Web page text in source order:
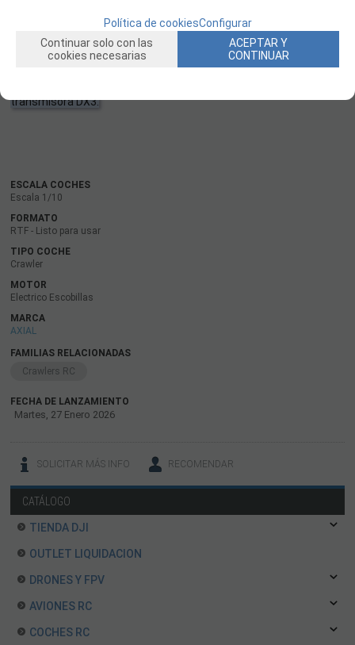
de fábrica y una transmisora ​​Spektrum DX3 Smart. Simplemente
añada la batería LiPo 2-3S y el cargador que prefiera. Con una
batería Spektrum Smart, podrá aprovechar las funciones de la
tecnología inteligente del sistema de radio, como el seguimiento
transmisora ​​DX3.
ESCALA COCHES
Escala 1/10
FORMATO
RTF - Listo para usar
TIPO COCHE
Crawler
MOTOR
Electrico Escobillas
MARCA
AXIAL
FAMILIAS RELACIONADAS
Crawlers RC
FECHA DE LANZAMIENTO
Martes, 27 Enero 2026
SOLICITAR MÁS INFO RECOMENDAR
CATÁLOGO
TIENDA DJI
OUTLET LIQUIDACION
DRONES Y FPV
AVIONES RC
COCHES RC
Política de cookiesConfigurar
Continuar solo con las
cookies necesarias
ACEPTAR Y
CONTINUAR